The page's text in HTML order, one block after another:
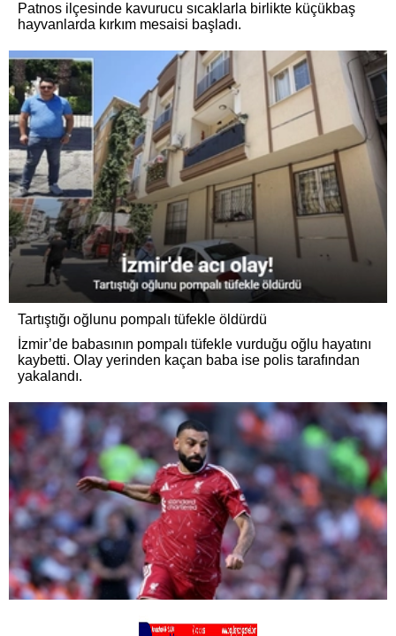
Patnos ilçesinde kavurucu sıcaklarla birlikte küçükbaş
hayvanlarda kırkım mesaisi başladı.
Tartıştığı oğlunu pompalı tüfekle öldürdü
İzmir’de babasının pompalı tüfekle vurduğu oğlu hayatını
kaybetti. Olay yerinden kaçan baba ise polis tarafından
yakalandı.